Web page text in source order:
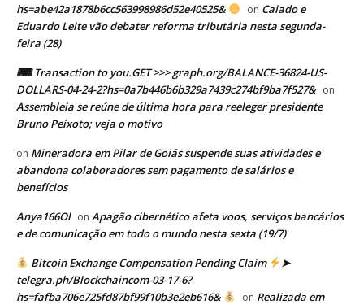
hs=abe42a1878b6cc563998986d52e40525&
on Caiado e
Eduardo Leite vão debater reforma tributária nesta segunda-
feira (28)
⌨ Transaction to you.GET >>> graph.org/BALANCE-36824-US-
DOLLARS-04-24-2?hs=0a7b446b6b329a7439c274bf9ba7f527& on
Assembleia se reúne de última hora para reeleger presidente
Bruno Peixoto; veja o motivo
on Mineradora em Pilar de Goiás suspende suas atividades e
abandona colaboradores sem pagamento de salários e
benefícios
Anya166Ol on Apagão cibernético afeta voos, serviços bancários
e de comunicação em todo o mundo nesta sexta (19/7)
Bitcoin Exchange Compensation Pending Claim
➤
telegra.ph/Blockchaincom-03-17-6?
hs=fafba706e725fd87bf99f10b3e2eb616&
on Realizada em